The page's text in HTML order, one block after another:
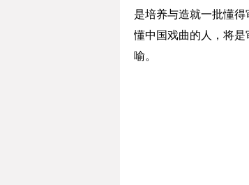
是培养与造就一批懂
懂中国戏曲的人，将
喻。